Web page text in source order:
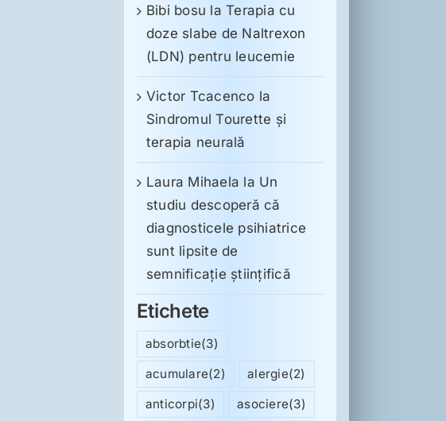
Bibi bosu laTerapia cu
doze slabe de Naltrexon
(LDN) pentru leucemie
Victor Tcacenco la
Sindromul Tourette şi
terapia neurală
Laura Mihaela la Un
studiu descoperă că
diagnosticele psihiatrice
sunt lipsite de
semnificație științifică
Etichete
absorbtie(3)
acumulare(2) alergie(2)
anticorpi(3) asociere(3)